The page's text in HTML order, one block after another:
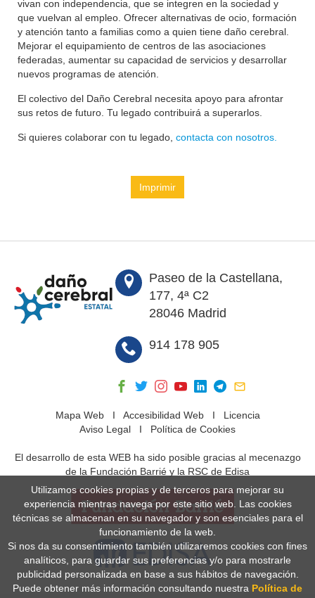
vivan con independencia, que se integren en la sociedad y
que vuelvan al empleo. Ofrecer alternativas de ocio, formación
y atención tanto a familias como a quien tiene daño cerebral.
Mejorar el equipamiento de centros de las asociaciones
federadas, aumentar su capacidad de servicios y desarrollar
nuevos programas de atención.
El colectivo del Daño Cerebral necesita apoyo para afrontar
sus retos de futuro. Tu legado contribuirá a superarlos.
Si quieres colaborar con tu legado, contacta con nosotros.
Imprimir
Paseo de la Castellana,
177, 4ª C2
28046 Madrid
914 178 905
Mapa WebI Accesibilidad WebI Licencia
Aviso Legal I Política de Cookies
El desarrollo de esta WEB ha sido posible gracias al mecenazgo
de la Fundación Barrié y la RSC de Edisa
Utilizamos cookies propias y de terceros para mejorar su
experiencia mientras navega por este sitio web. Las cookies
técnicas se almacenan en su navegador y son esenciales para el
funcionamiento de la web.
Si nos da su consentimiento también utilizaremos cookies con fines
analíticos, para guardar sus preferencias y/o para mostrarle
publicidad personalizada en base a sus hábitos de navegación.
Puede obtener más información consultando nuestra Política de